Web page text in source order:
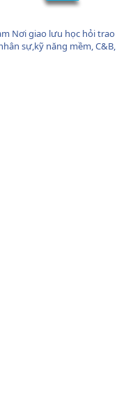
Nơi giao lưu học hỏi trao
sự,kỹ năng mềm, C&B,